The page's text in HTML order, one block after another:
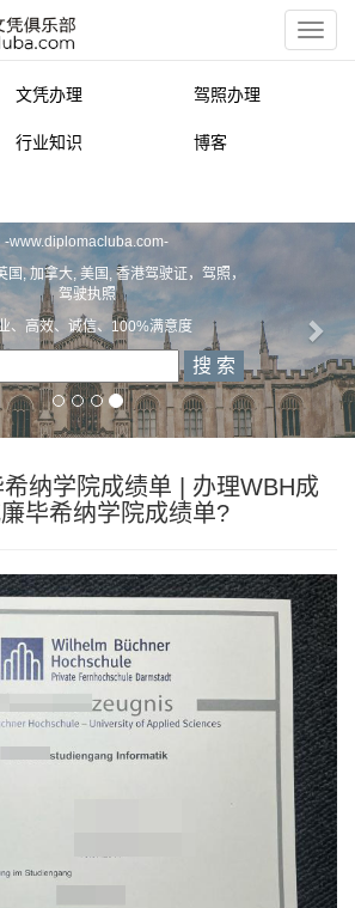
文凭办理 驾照办理
行业知识 博客
-www.diplomacluba.com-
国, 加拿大, 美国, 香港驾驶证，驾照，
驾驶执照
、高效、诚信、100%满意度
纳学院成绩单 | 办理WBH成
毕希纳学院成绩单?